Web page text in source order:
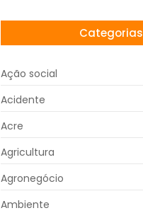
Categorias
Ação social
Acidente
Acre
Agricultura
Agronegócio
Ambiente